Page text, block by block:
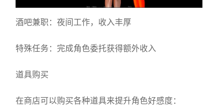
酒吧兼职：夜间工作，收入丰厚
特殊任务：完成角色委托获得额外收入
道具购买
在商店可以购买各种道具来提升角色好感度：